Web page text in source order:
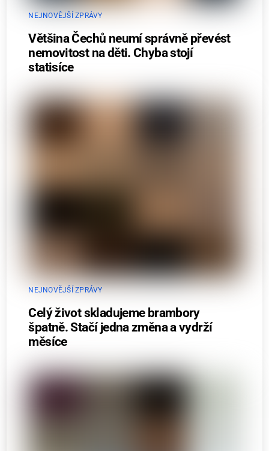
NEJNOVĚJŠÍ ZPRÁVY
Většina Čechů neumí správně převést
nemovitost na děti. Chyba stojí
statisíce
NEJNOVĚJŠÍ ZPRÁVY
Celý život skladujeme brambory
špatně. Stačí jedna změna a vydrží
měsíce